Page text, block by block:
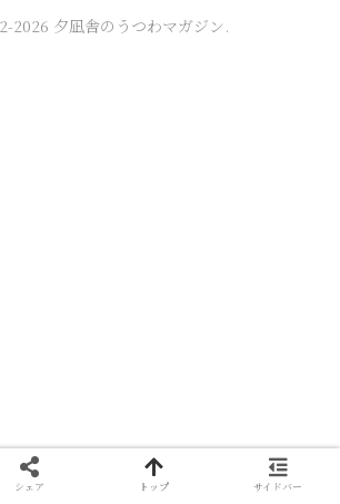
2026 夕凪舎のうつわマガジン.
シェア トップ サイドバー